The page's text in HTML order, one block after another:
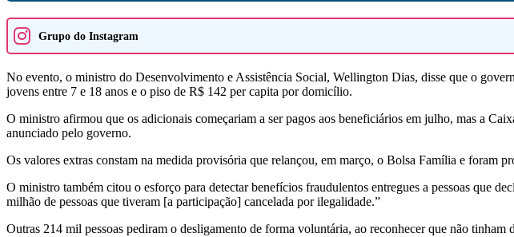
Grupo do Instagram
No evento, o ministro do Desenvolvimento e Assistência Social, Wellington Dias, disse que o
jovens entre 7 e 18 anos e o piso de R$ 142 per capita por domicílio.
O ministro afirmou que os adicionais começariam a ser pagos aos beneficiários em julho, mas a
anunciado pelo governo.
Os valores extras constam na medida provisória que relançou, em março, o Bolsa Família e foram
O ministro também citou o esforço para detectar benefícios fraudulentos entregues a pessoas que
milhão de pessoas que tiveram [a participação] cancelada por ilegalidade.”
Outras 214 mil pessoas pediram o desligamento de forma voluntária, ao reconhecer que não tinham